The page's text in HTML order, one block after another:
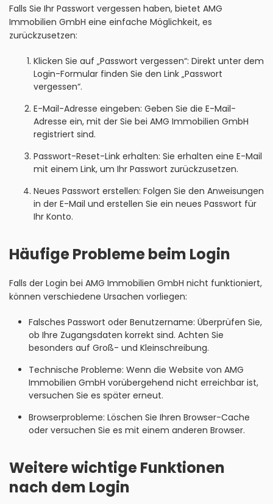
Falls Sie Ihr Passwort vergessen haben, bietet AMG
Immobilien GmbH eine einfache Möglichkeit, es
zurückzusetzen:
Klicken Sie auf „Passwort vergessen“: Direkt unter dem
Login-Formular finden Sie den Link „Passwort
vergessen“.
E-Mail-Adresse eingeben: Geben Sie die E-Mail-
Adresse ein, mit der Sie bei AMG Immobilien GmbH
registriert sind.
Passwort-Reset-Link erhalten: Sie erhalten eine E-Mail
mit einem Link, um Ihr Passwort zurückzusetzen.
Neues Passwort erstellen: Folgen Sie den Anweisungen
in der E-Mail und erstellen Sie ein neues Passwort für
Ihr Konto.
Häufige Probleme beim Login
Falls der Login bei AMG Immobilien GmbH nicht funktioniert,
können verschiedene Ursachen vorliegen:
Falsches Passwort oder Benutzername: Überprüfen Sie,
ob Ihre Zugangsdaten korrekt sind. Achten Sie
besonders auf Groß- und Kleinschreibung.
Technische Probleme: Wenn die Website von AMG
Immobilien GmbH vorübergehend nicht erreichbar ist,
versuchen Sie es später erneut.
Browserprobleme: Löschen Sie Ihren Browser-Cache
oder versuchen Sie es mit einem anderen Browser.
Weitere wichtige Funktionen
nach dem Login